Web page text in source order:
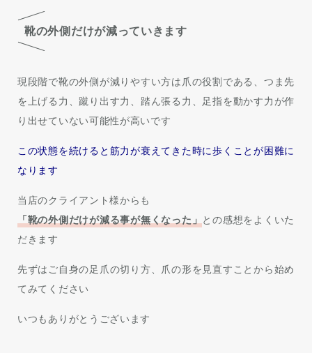
靴の外側だけが減っていきます
現段階で靴の外側が減りやすい方は爪の役割である、つま先
を上げる力、蹴り出す力、踏ん張る力、足指を動かす力が作
り出せていない可能性が高いです
この状態を続けると筋力が衰えてきた時に歩くことが困難に
なります
当店のクライアント様からも
「靴の外側だけが減る事が無くなった」 との感想をよくいた
だきます
先ずはご自身の足爪の切り方、爪の形を見直すことから始め
てみてください
いつもありがとうございます